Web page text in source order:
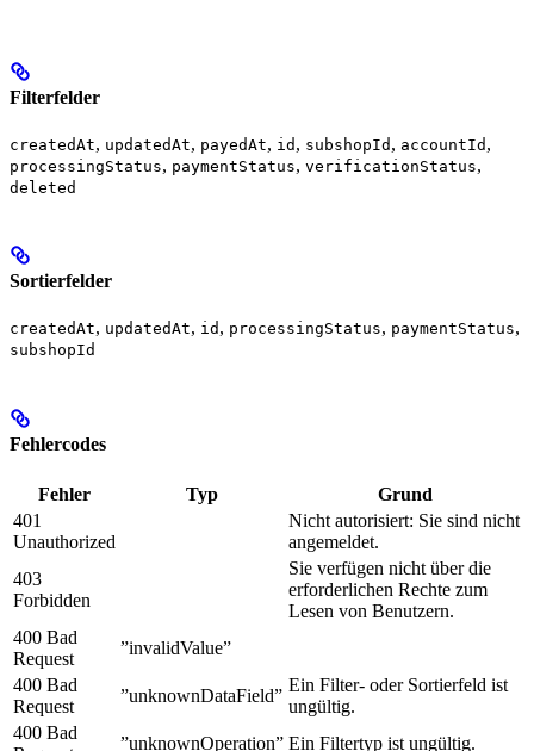
Filterfelder
createdAt, updatedAt, payedAt, id , subshopId , accountId ,
processingStatus, paymentStatus, verificationStatus,
deleted
Sortierfelder
createdAt, updatedAt, id , processingStatus, paymentStatus,
subshopId
Fehlercodes
Fehler Typ
Grund
401
Unauthorized
Nicht autorisiert: Sie sind nicht
angemeldet.
403
Forbidden
Sie verfügen nicht über die
erforderlichen Rechte zum
Lesen von Benutzern.
400 Bad
Request
”invalidValue”
400 Bad
Request
”unknownDataField”
Ein Filter- oder Sortierfeld ist
ungültig.
400 Bad
”unknownOperation” Ein Filtertyp ist ungültig.